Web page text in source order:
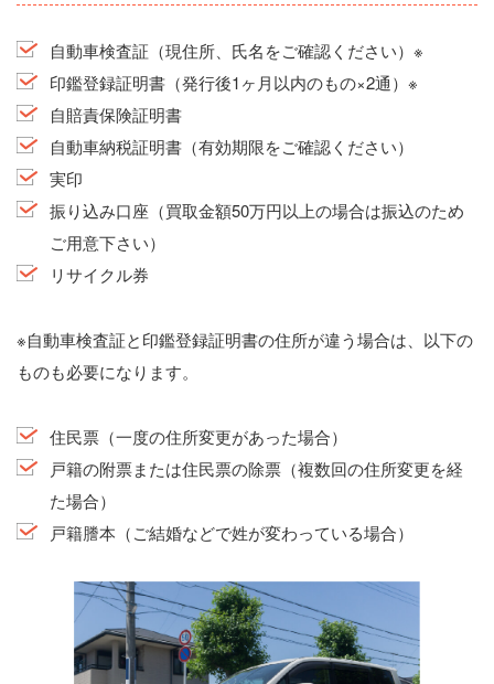
自動車検査証（現住所、氏名をご確認ください）※
印鑑登録証明書（発行後1ヶ月以内のもの×2通）※
自賠責保険証明書
自動車納税証明書（有効期限をご確認ください）
実印
振り込み口座（買取金額50万円以上の場合は振込のため
ご用意下さい）
リサイクル券
※自動車検査証と印鑑登録証明書の住所が違う場合は、以下の
ものも必要になります。
住民票（一度の住所変更があった場合）
戸籍の附票または住民票の除票（複数回の住所変更を経
た場合）
戸籍謄本（ご結婚などで姓が変わっている場合）